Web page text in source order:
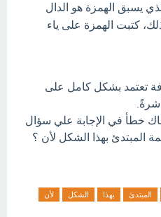
يسبق الهمزة هو الدال
كتبت الهمزة على ياء
تعتمد بشكل كامل على
خطأ في الإجابة علي سؤال
المبتدئ بهذا الشكل لأن ؟
المبتدئ بهذا الشكل لأن